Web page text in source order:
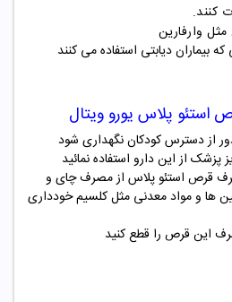
کنند.
وارفارین
بیماران دیابتی استفاده می کنند
استئو پلاس یورو ویتال
دسترس کودکان نگهداری شود
پزشک از این دارو استفاده نمائید
قرص استئو پلاس از مصرف چای و
ها و مواد معدنی مثل کلسیم خودداری